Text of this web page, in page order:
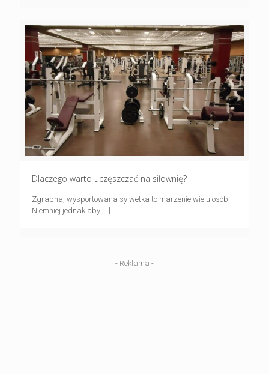
Dlaczego warto uczęszczać na siłownię?
Zgrabna, wysportowana sylwetka to marzenie wielu osób.
Niemniej jednak aby
- Reklama -